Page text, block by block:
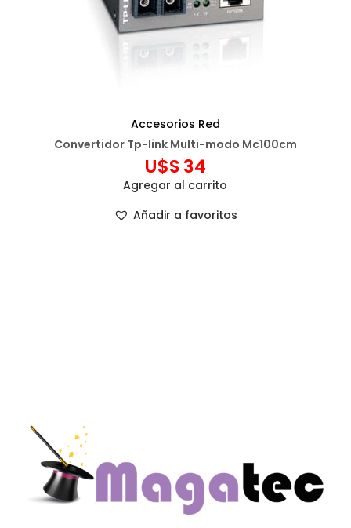
Accesorios Red
Convertidor Tp-link Multi-modo Mc100cm
U$S34
Agregar al carrito
Añadir a favoritos